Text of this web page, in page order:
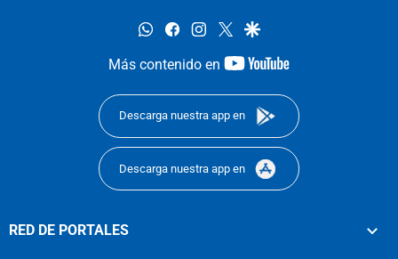
whatsappfacebookinstagram
twittergoogle
Más contenido en
youtube-
Descarga nuestra app en
Descarga nuestra app en
RED DE PORTALES